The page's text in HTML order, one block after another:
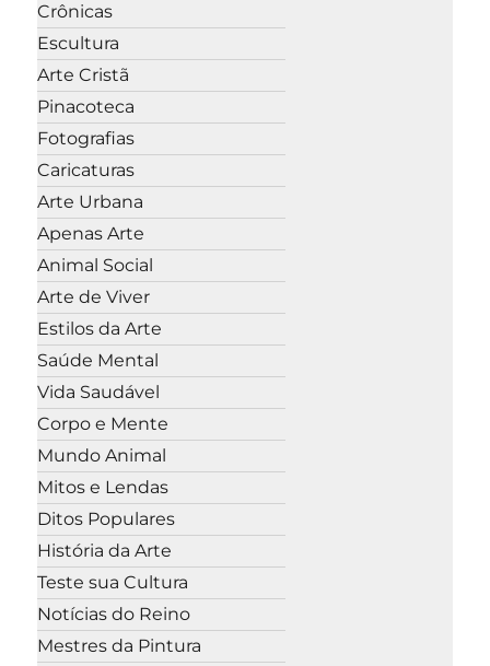
Crônicas
Escultura
Arte Cristã
Pinacoteca
Fotografias
Caricaturas
Arte Urbana
Apenas Arte
Animal Social
Arte de Viver
Estilos da Arte
Saúde Mental
Vida Saudável
Corpo e Mente
Mundo Animal
Mitos e Lendas
Ditos Populares
História da Arte
Teste sua Cultura
Notícias do Reino
Mestres da Pintura